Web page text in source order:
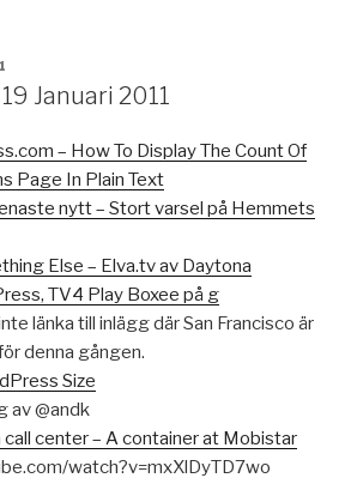
Januari 2011
– How To Display The Count Of
Page In Plain Text
nytt – Stort varsel på Hemmets
Else – Elva.tv av Daytona
TV4 Play Boxee på g
länka till inlägg där San Francisco är
denna gången.
Size
av @andk
call center – A container at Mobistar
watch?v=mxXlDyTD7wo